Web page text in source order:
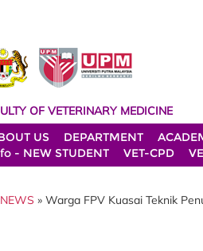
OF VETERINARY MEDICINE
US
DEPARTMENT
- NEW STUDENT
VET-CPD
NEWS » Warga FPV Kuasai Teknik